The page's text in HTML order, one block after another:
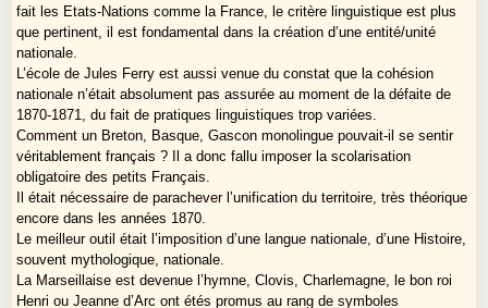
fait les Etats-Nations comme la France, le critère linguistique est plus
que pertinent, il est fondamental dans la création d’une entité/unité
nationale.
L’école de Jules Ferry est aussi venue du constat que la cohésion
nationale n’était absolument pas assurée au moment de la défaite de
1870-1871, du fait de pratiques linguistiques trop variées.
Comment un Breton, Basque, Gascon monolingue pouvait-il se sentir
véritablement français ? Il a donc fallu imposer la scolarisation
obligatoire des petits Français.
Il était nécessaire de parachever l’unification du territoire, très théorique
encore dans les années 1870.
Le meilleur outil était l’imposition d’une langue nationale, d’une Histoire,
souvent mythologique, nationale.
La Marseillaise est devenue l’hymne, Clovis, Charlemagne, le bon roi
Henri ou Jeanne d’Arc ont étés promus au rang de symboles